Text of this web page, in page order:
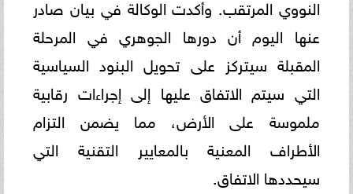
النووي المرتقب. وأكدت الوكالة في بيان صادر
عنها اليوم أن دورها الجوهري في المرحلة
المقبلة سيتركز على تحويل البنود السياسية
التي سيتم الاتفاق عليها إلى إجراءات رقابية
ملموسة على الأرض، مما يضمن التزام
الأطراف المعنية بالمعايير التقنية التي
سيحددها الاتفاق.